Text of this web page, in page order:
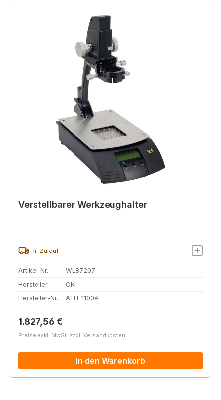
Verstellbarer Werkzeughalter
In Zulauf
Artikel-Nr.
WL87207
Hersteller
OKI
Hersteller-Nr.
ATH-1100A
Regulärer Preis:
1.827,56 €
Preise exkl. MwSt. zzgl. Versandkosten
In den Warenkorb